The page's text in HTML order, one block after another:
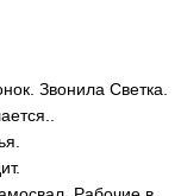
Звонила Светка.